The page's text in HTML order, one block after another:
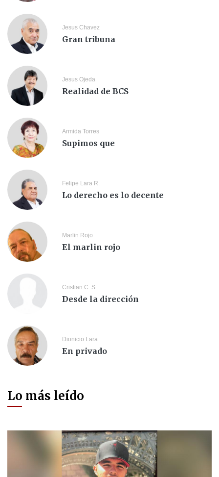
Jesus Chavez
Gran tribuna
Jesus Ojeda
Realidad de BCS
Armida Torres
Supimos que
Felipe Lara R.
Lo derecho es lo decente
Marlin Rojo
El marlin rojo
Cristian C. S.
Desde la dirección
Dionicio Lara
En privado
Lo más leído